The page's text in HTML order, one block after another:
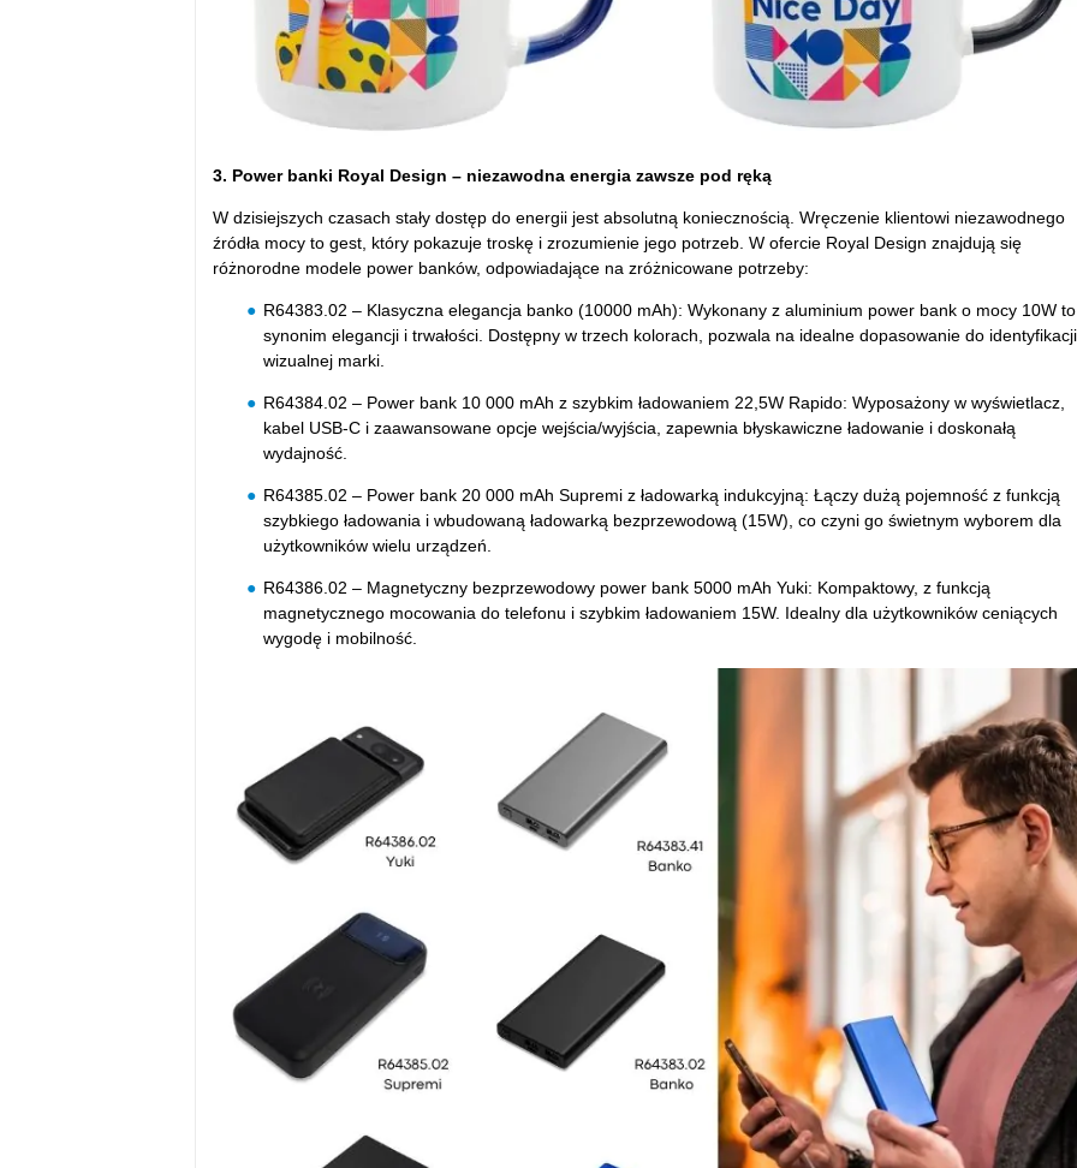
3. Power banki Royal Design – niezawodna energia zawsze pod ręką
W dzisiejszych czasach stały dostęp do energii jest absolutną koniecznością. Wręczenie klientowi niezawodnego
źródła mocy to gest, który pokazuje troskę i zrozumienie jego potrzeb. W ofercie Royal Design znajdują się
różnorodne modele power banków, odpowiadające na zróżnicowane potrzeby:
R64383.02 – Klasyczna elegancja banko (10000 mAh): Wykonany z aluminium power bank o mocy 10W to
synonim elegancji i trwałości. Dostępny w trzech kolorach, pozwala na idealne dopasowanie do identyfikacji
wizualnej marki.
R64384.02 – Power bank 10 000 mAh z szybkim ładowaniem 22,5W Rapido: Wyposażony w wyświetlacz,
kabel USB-C i zaawansowane opcje wejścia/wyjścia, zapewnia błyskawiczne ładowanie i doskonałą
wydajność.
R64385.02 – Power bank 20 000 mAh Supremi z ładowarką indukcyjną: Łączy dużą pojemność z funkcją
szybkiego ładowania i wbudowaną ładowarką bezprzewodową (15W), co czyni go świetnym wyborem dla
użytkowników wielu urządzeń.
R64386.02 – Magnetyczny bezprzewodowy power bank 5000 mAh Yuki: Kompaktowy, z funkcją
magnetycznego mocowania do telefonu i szybkim ładowaniem 15W. Idealny dla użytkowników ceniących
wygodę i mobilność.